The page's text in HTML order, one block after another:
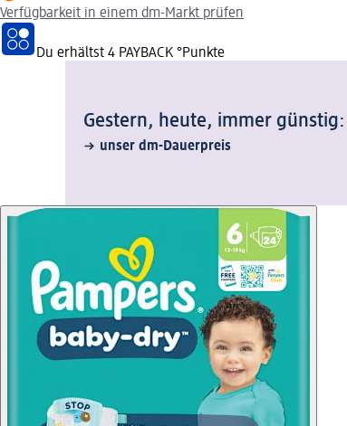
Verfügbarkeit in einem dm-Markt prüfen
Du erhältst 4 PAYBACK °Punkte
Gestern, heute, immer günstig:
unser dm-Dauerpreis